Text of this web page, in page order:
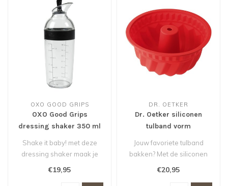
OXO GOOD GRIPS
OXO Good Grips
dressing shaker 350 ml
Shake it baby! met deze
dressing shaker maak je
€19,95
DR. OETKER
Dr. Oetker siliconen
tulband vorm
Jouw favoriete tulband
bakken? Met de siliconen
€20,95